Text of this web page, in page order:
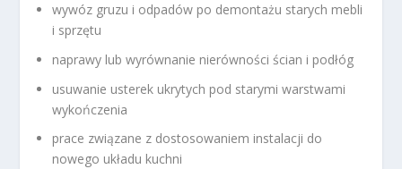
wywóz gruzu i odpadów po demontażu starych mebli
i sprzętu
naprawy lub wyrównanie nierówności ścian i podłóg
usuwanie usterek ukrytych pod starymi warstwami
wykończenia
prace związane z dostosowaniem instalacji do
nowego układu kuchni